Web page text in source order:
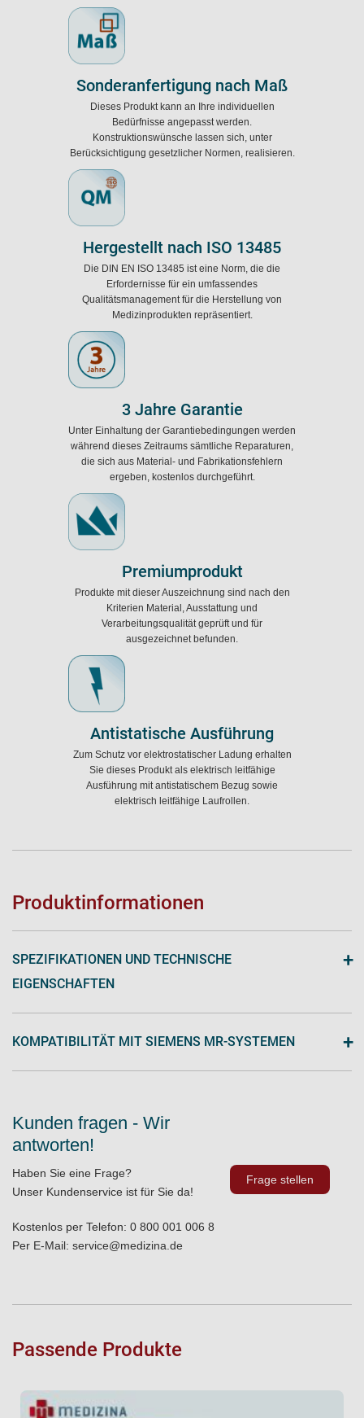
Sonderanfertigung nach Maß
Dieses Produkt kann an Ihre individuellen
Bedürfnisse angepasst werden.
Konstruktionswünsche lassen sich, unter
Berücksichtigung gesetzlicher Normen, realisieren.
Hergestellt nach ISO 13485
Die DIN EN ISO 13485 ist eine Norm, die die
Erfordernisse für ein umfassendes
Qualitätsmanagement für die Herstellung von
Medizinprodukten repräsentiert.
3 Jahre Garantie
Unter Einhaltung der Garantiebedingungen werden
während dieses Zeitraums sämtliche Reparaturen,
die sich aus Material- und Fabrikationsfehlern
ergeben, kostenlos durchgeführt.
Premiumprodukt
Produkte mit dieser Auszeichnung sind nach den
Kriterien Material, Ausstattung und
Verarbeitungsqualität geprüft und für
ausgezeichnet befunden.
Antistatische Ausführung
Zum Schutz vor elektrostatischer Ladung erhalten
Sie dieses Produkt als elektrisch leitfähige
Ausführung mit antistatischem Bezug sowie
elektrisch leitfähige Laufrollen.
Produktinformationen
SPEZIFIKATIONEN UND TECHNISCHE
EIGENSCHAFTEN
+
KOMPATIBILITÄT MIT SIEMENS MR-SYSTEMEN +
Kunden fragen - Wir
antworten!
Haben Sie eine Frage?
Unser Kundenservice ist für Sie da!
Kostenlos per Telefon: 0 800 001 006 8
Per E-Mail: service@medizina.de
Frage stellen
Passende Produkte